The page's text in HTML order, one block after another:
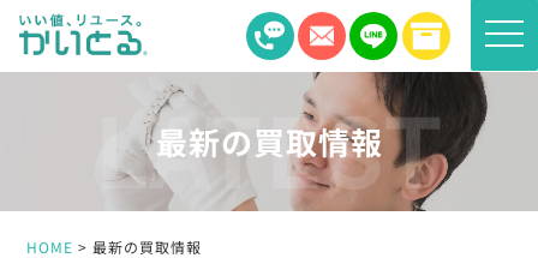
toggle
最新の買取情報
HOME 最新の買取情報